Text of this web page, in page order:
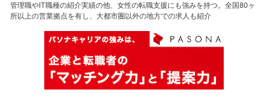
管理職やIT職種の紹介実績の他、女性の転職支援にも強みを持つ。全国80ヶ
所以上の営業拠点を有し、大都市圏以外の地方での求人も紹介